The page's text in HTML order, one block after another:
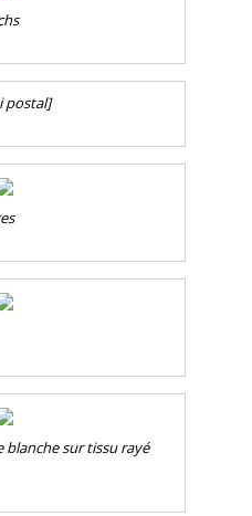
postal]
blanche sur tissu rayé